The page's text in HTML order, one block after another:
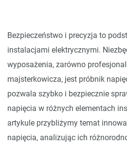
Bezpieczeństwo i precyzja to
instalacjami elektrycznymi.
wyposażenia, zarówno
majsterkowicza, jest próbnik
pozwala szybko i bezpiecznie
napięcia w różnych elementach
artykule przybliżymy temat
napięcia, analizując ich